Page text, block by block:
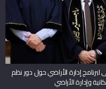
إدارة الأراضي حول دور نظم
وإدارة الأراضي